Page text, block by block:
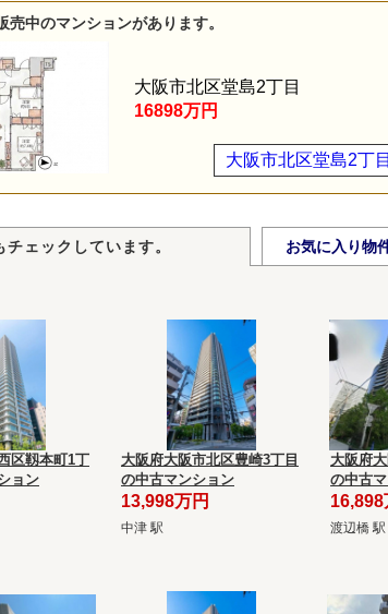
中のマンションがあります。
大阪市北区堂島2丁
大阪市北区堂島2丁目
16898万円
ェックしています。 お気に入り物
区靱本町1丁
ョン
大阪府大阪市北区豊崎3丁目
の中古マンション
13,998万円
中津 駅
大阪府
の中古
16,898
渡辺橋 駅